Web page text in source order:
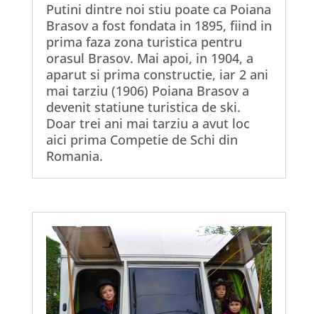
Putini dintre noi stiu poate ca Poiana
Brasov a fost fondata in 1895, fiind in
prima faza zona turistica pentru
orasul Brasov. Mai apoi, in 1904, a
aparut si prima constructie, iar 2 ani
mai tarziu (1906) Poiana Brasov a
devenit statiune turistica de ski.
Doar trei ani mai tarziu a avut loc
aici prima Competie de Schi din
Romania.